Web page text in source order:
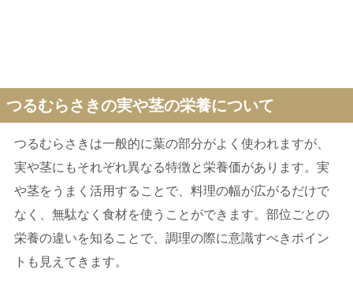
つるむらさきの実や茎の栄養について
つるむらさきは一般的に葉の部分がよく使われますが、
実や茎にもそれぞれ異なる特徴と栄養価があります。実
や茎をうまく活用することで、料理の幅が広がるだけで
なく、無駄なく食材を使うことができます。部位ごとの
栄養の違いを知ることで、調理の際に意識すべきポイン
トも見えてきます。